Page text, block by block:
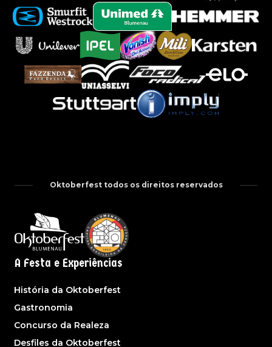
Oktoberfest todos os direitos reservados
A Festa e Experiências
História da Oktoberfest
Gastronomia
Concurso da Realeza
Desfiles da Oktoberfest